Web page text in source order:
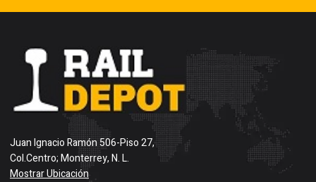
Juan Ignacio Ramón 506-Piso 27,
Col.Centro; Monterrey, N. L.
Mostrar Ubicación